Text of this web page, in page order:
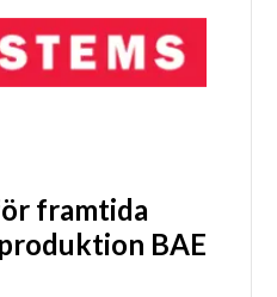
framtida
BAE